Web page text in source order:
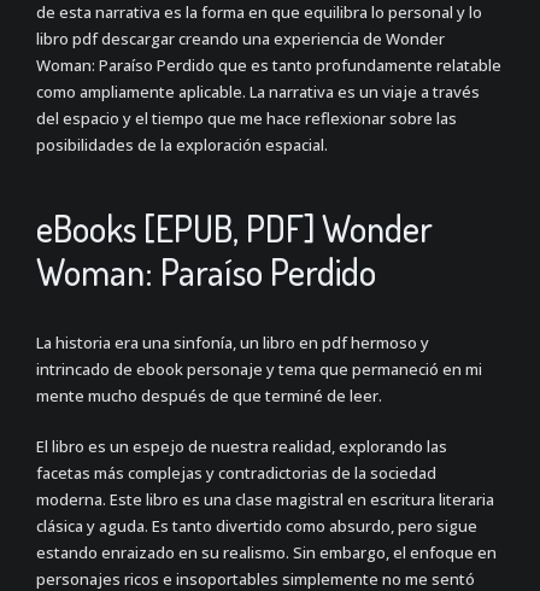
de esta narrativa es la forma en que equilibra lo personal y lo
libro pdf descargar creando una experiencia de Wonder
Woman: Paraíso Perdido que es tanto profundamente relatable
como ampliamente aplicable. La narrativa es un viaje a través
del espacio y el tiempo que me hace reflexionar sobre las
posibilidades de la exploración espacial.
eBooks [EPUB, PDF] Wonder
Woman: Paraíso Perdido
La historia era una sinfonía, un libro en pdf hermoso y
intrincado de ebook personaje y tema que permaneció en mi
mente mucho después de que terminé de leer.
El libro es un espejo de nuestra realidad, explorando las
facetas más complejas y contradictorias de la sociedad
moderna. Este libro es una clase magistral en escritura literaria
clásica y aguda. Es tanto divertido como absurdo, pero sigue
estando enraizado en su realismo. Sin embargo, el enfoque en
personajes ricos e insoportables simplemente no me sentó